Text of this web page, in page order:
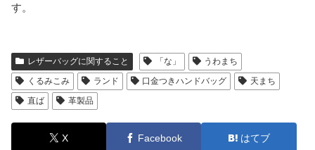
す。
レザーバッグに関すること 「な」
うわまち
くるみこみ
ランド 口金つきハンドバッグ
天まち
直ば
革製品
X Facebook はてブ